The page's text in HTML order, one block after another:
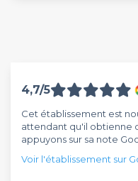
4,7/5
Cet établissement est
attendant qu'il obtienne
appuyons sur sa note
Voir l'établissement sur